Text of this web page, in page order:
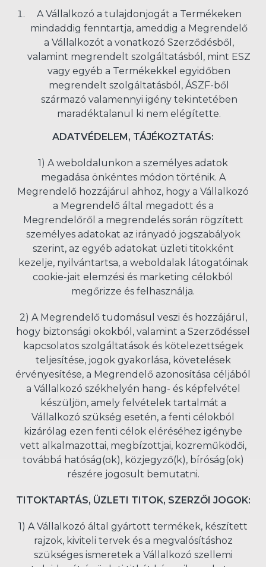
A Vállalkozó a tulajdonjogát a Termékeken
mindaddig fenntartja, ameddig a Megrendelő
a Vállalkozót a vonatkozó Szerződésből,
valamint megrendelt szolgáltatásból, mint ESZ
vagy egyéb a Termékekkel egyidőben
megrendelt szolgáltatásból, ÁSZF-ből
származó valamennyi igény tekintetében
maradéktalanul ki nem elégítette.
ADATVÉDELEM, TÁJÉKOZTATÁS:
1) A weboldalunkon a személyes adatok
megadása önkéntes módon történik. A
Megrendelő hozzájárul ahhoz, hogy a Vállalkozó
a Megrendelő által megadott és a
Megrendelőről a megrendelés során rögzített
személyes adatokat az irányadó jogszabályok
szerint, az egyéb adatokat üzleti titokként
kezelje, nyilvántartsa, a weboldalak látogatóinak
cookie-jait elemzési és marketing célokból
megőrizze és felhasználja.
2) A Megrendelő tudomásul veszi és hozzájárul,
hogy biztonsági okokból, valamint a Szerződéssel
kapcsolatos szolgáltatások és kötelezettségek
teljesítése, jogok gyakorlása, követelések
érvényesítése, a Megrendelő azonosítása céljából
a Vállalkozó székhelyén hang- és képfelvétel
készüljön, amely felvételek tartalmát a
Vállalkozó szükség esetén, a fenti célokból
kizárólag ezen fenti célok eléréséhez igénybe
vett alkalmazottai, megbízottjai, közreműködői,
továbbá hatóság(ok), közjegyző(k), bíróság(ok)
részére jogosult bemutatni.
TITOKTARTÁS, ÜZLETI TITOK, SZERZŐI JOGOK:
1) A Vállalkozó által gyártott termékek, készített
rajzok, kiviteli tervek és a megvalósításhoz
szükséges ismeretek a Vállalkozó szellemi